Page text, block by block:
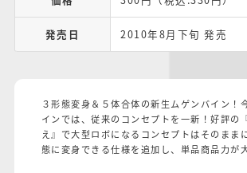
発売日 2010年8月下旬 発売
３形態変身＆５体合体の新生ムゲンバイン！
インでは、従来のコンセプトを一新！好評の
え』で大型ロボになるコンセプトはそのまま
態に変身できる仕様を追加し、単品商品力が